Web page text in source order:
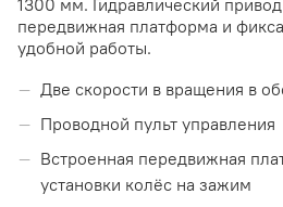
1300 мм. Гидравлический
передвижная платформа и
удобной работы.
Две скорости в вращения в
Проводной пульт управления
Встроенная передвижная
установки колёс на зажим